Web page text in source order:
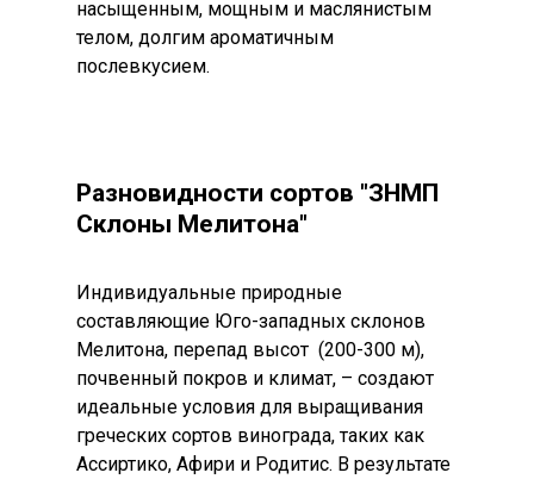
насыщенным, мощным и маслянистым
телом, долгим ароматичным
послевкусием.
Разновидности сортов "ЗНМП
Склоны Мелитона"
Индивидуальные природные
составляющие Юго-западных склонов
Мелитона, перепад высот (200-300 м),
почвенный покров и климат, – создают
идеальные условия для выращивания
греческих сортов винограда, таких как
Ассиртико, Афири и Родитис. В результате